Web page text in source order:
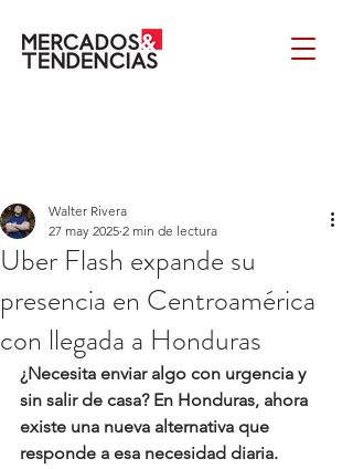
Uber Flash expande su
presencia en Centroamérica
con llegada a Honduras
Walter Rivera
27 may 2025 2 min de lectura
¿Necesita enviar algo con urgencia y
sin salir de casa? En Honduras, ahora
existe una nueva alternativa que
responde a esa necesidad diaria.